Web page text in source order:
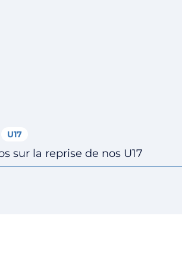
U17
sur la reprise de nos U17